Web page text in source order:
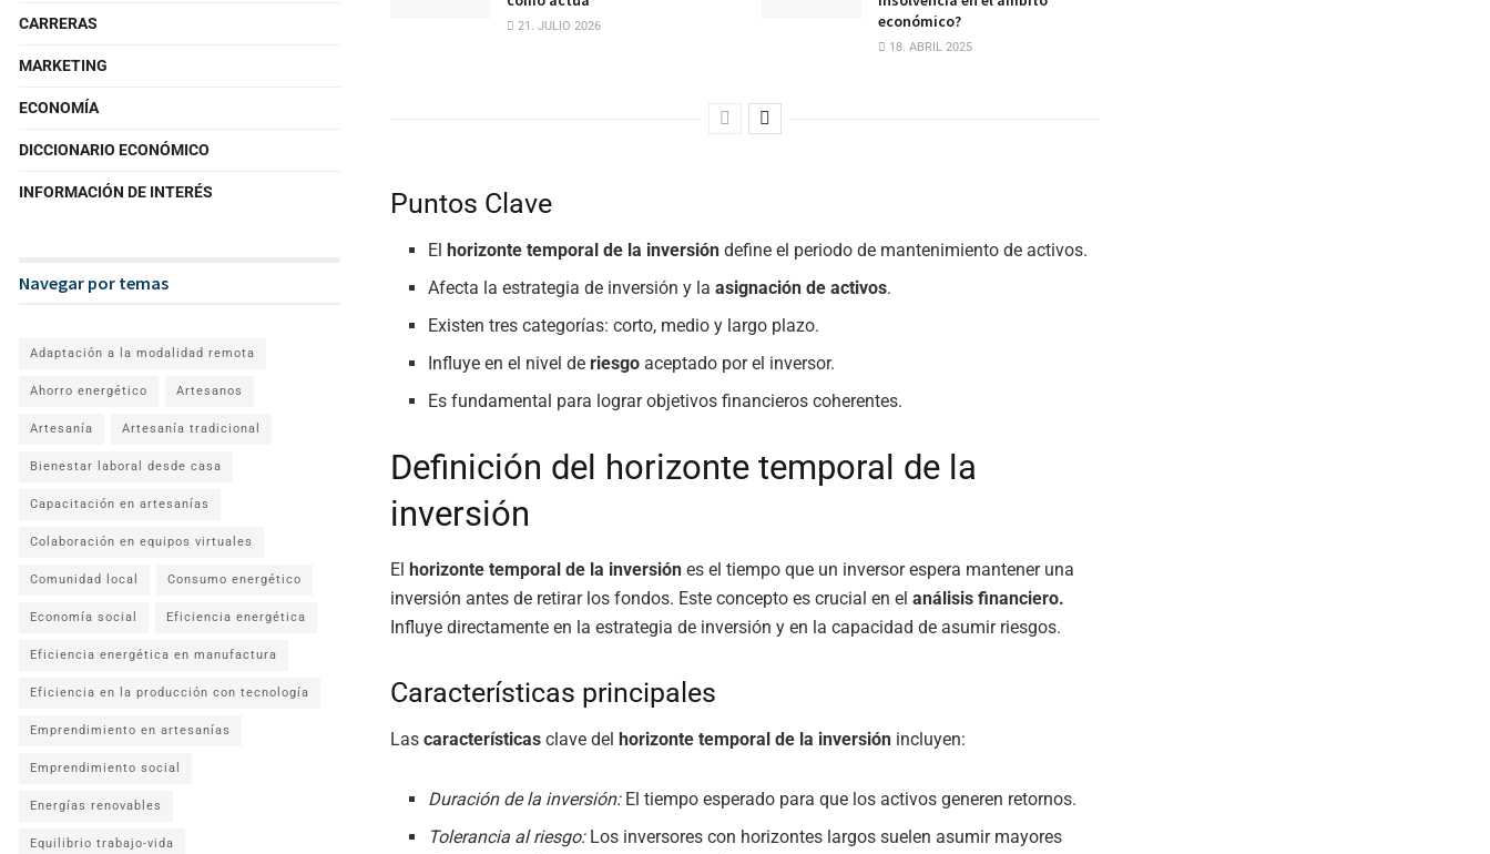
21. JULIO 2026
económico?
18. ABRIL 2025
Puntos Clave
El horizonte temporal de la inversión define el periodo de mantenimiento de activos.
Afecta la estrategia de inversión y laasignación de activos.
Existen tres categorías: corto, medio y largo plazo.
Influye en el nivel deriesgo aceptado por el inversor.
Es fundamental para lograr objetivos financieros coherentes.
Definición del horizonte temporal de la
inversión
El horizonte temporal de la inversión es el tiempo que un inversor espera mantener una
inversión antes de retirar los fondos. Este concepto es crucial en el análisis financiero.
Influye directamente en la estrategia de inversión y en la capacidad de asumir riesgos.
Características principales
Las características clave del horizonte temporal de la inversión incluyen:
Duración de la inversión:El tiempo esperado para que los activos generen retornos.
Tolerancia al riesgo:Los inversores con horizontes largos suelen asumir mayores
CARRERAS
MARKETING
ECONOMÍA
DICCIONARIO ECONÓMICO
INFORMACIÓN DE INTERÉS
Navegar por temas
Adaptación a la modalidad remota
Ahorro energético Artesanos
Artesanía Artesanía tradicional
Bienestar laboral desde casa
Capacitación en artesanías
Colaboración en equipos virtuales
Comunidad local Consumo energético
Economía social Eficiencia energética
Eficiencia energética en manufactura
Eficiencia en la producción con tecnología
Emprendimiento en artesanías
Emprendimiento social
Energías renovables
Equilibrio trabajo-vida